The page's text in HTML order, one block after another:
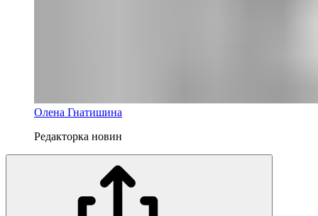
Олена Гнатишина
Редакторка новин